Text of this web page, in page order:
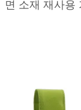
면 소재 재사용